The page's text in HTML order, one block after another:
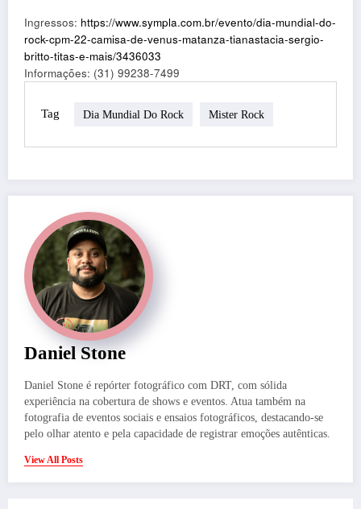
Ingressos: https://www.sympla.com.br/evento/dia-mundial-do-
rock-cpm-22-camisa-de-venus-matanza-tianastacia-sergio-
britto-titas-e-mais/3436033
Informações: (31) 99238-7499
Tag Dia Mundial Do Rock Mister Rock
Daniel Stone
Daniel Stone é repórter fotográfico com DRT, com sólida
experiência na cobertura de shows e eventos. Atua também na
fotografia de eventos sociais e ensaios fotográficos, destacando-se
pelo olhar atento e pela capacidade de registrar emoções autênticas.
View All Posts